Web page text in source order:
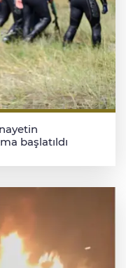
başlatıldı